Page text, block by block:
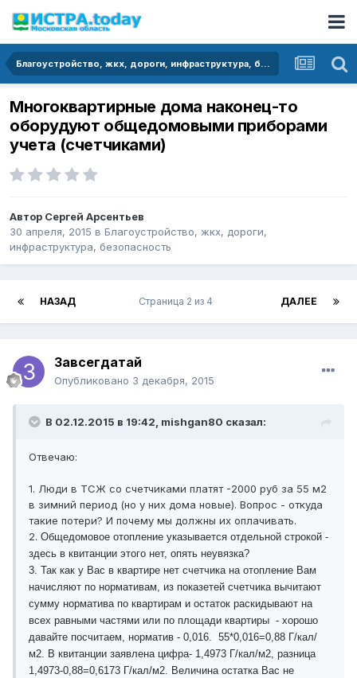
Благоустройство, жкх, дороги, инфраструктура, безопасность
Многоквартирные дома наконец-то
оборудуют общедомовыми приборами
учета (счетчиками)
Автор Сергей Арсентьев
30 апреля, 2015 в Благоустройство, жкх, дороги,
инфраструктура, безопасность
НАЗАД ДАЛЕЕ
Страница 2 из 4
Завсегдатай
Опубликовано 3 декабря, 2015
В 02.12.2015 в 19:42, mishgan80 сказал:
Отвечаю:
1. Люди в ТСЖ со счетчиками платят -2000 руб за 55 м2
в зимний период (но у них дома новые). Вопрос - откуда
такие потери? И почему мы должны их оплачивать.
2. Общедомовое отопление указывается отдельной строкой -
здесь в квитанции этого нет, опять неувязка?
3. Так как у Вас в квартире нет счетчика на отопление Вам
начисляют по нормативам, из показетей счетчика вычитают
сумму норматива по квартирам и остаток раскидывают на
всех равными частями или по площади квартиры - хорошо
давайте посчитаем, норматив - 0,016. 55*0,016=0,88 Г/кал/
м2. В квитанции заявлена цифра- 1,4973 Г/кал/м2, разница
1,4973-0,88=0,6173 Г/кал/м2. Величина остатка Вас не